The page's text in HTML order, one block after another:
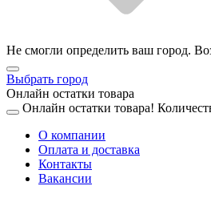
Не смогли определить ваш город.
Выбрать город
Онлайн остатки товара
Онлайн остатки товара!
О компании
Оплата и доставка
Контакты
Вакансии